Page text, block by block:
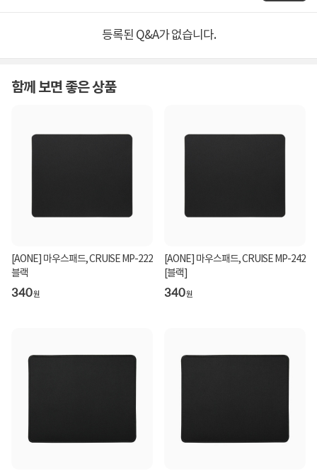
등록된 Q&A가 없습니다.
함께 보면 좋은 상품
[AONE] 마우스패드, CRUISE MP-222
블랙
340원
[AONE] 마우스패드, CRUISE MP-242
[블랙]
340원